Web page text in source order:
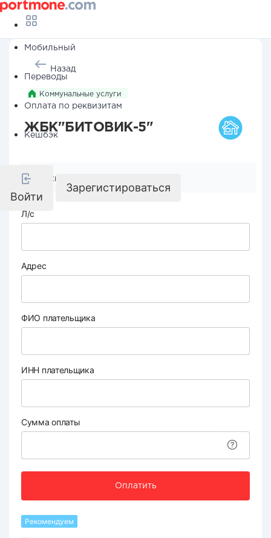
Мобильный
Переводы
Оплата по реквизитам
Кешбэк
Войти
Зарегистироваться
Назад
Коммунальные услуги
ЖБК"БИТОВИК-5"
Реквизиты компании
Л/с
Адрес
ФИО плательщика
ИНН плательщика
Сумма оплаты
Оплатить
Рекомендуем